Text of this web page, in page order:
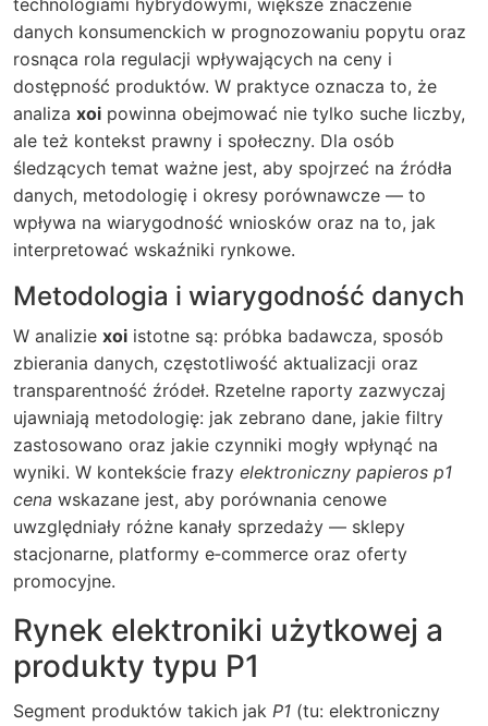
danych konsumenckich w prognozowaniu popytu oraz
rosnąca rola regulacji wpływających na ceny i
dostępność produktów. W praktyce oznacza to, że
analiza xoi powinna obejmować nie tylko suche liczby,
ale też kontekst prawny i społeczny. Dla osób
śledzących temat ważne jest, aby spojrzeć na źródła
danych, metodologię i okresy porównawcze — to
wpływa na wiarygodność wniosków oraz na to, jak
interpretować wskaźniki rynkowe.
Metodologia i wiarygodność danych
W analizie xoi istotne są: próbka badawcza, sposób
zbierania danych, częstotliwość aktualizacji oraz
transparentność źródeł. Rzetelne raporty zazwyczaj
ujawniają metodologię: jak zebrano dane, jakie filtry
zastosowano oraz jakie czynniki mogły wpłynąć na
wyniki. W kontekście frazy elektroniczny papieros p1
cena wskazane jest, aby porównania cenowe
uwzględniały różne kanały sprzedaży — sklepy
stacjonarne, platformy e‑commerce oraz oferty
promocyjne.
Rynek elektroniki użytkowej a
produkty typu P1
Segment produktów takich jak P1 (tu: elektroniczny